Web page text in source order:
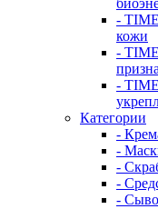
-
кожи
-
-
Категории
-
-
-
-
-